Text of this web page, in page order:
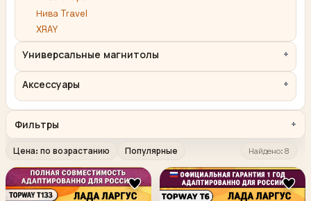
Нива Travel
XRAY
Универсальные магнитолы
Аксессуары
Фильтры
Цена: по возрастанию Популярные Найдено: 8